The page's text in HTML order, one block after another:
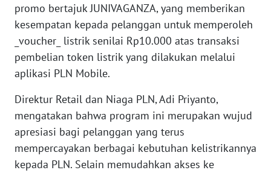
promo bertajuk JUNIVAGANZA, yang memberikan
kesempatan kepada pelanggan untuk memperoleh
_voucher_ listrik senilai Rp10.000 atas transaksi
pembelian token listrik yang dilakukan melalui
aplikasi PLN Mobile.
Direktur Retail dan Niaga PLN, Adi Priyanto,
mengatakan bahwa program ini merupakan wujud
apresiasi bagi pelanggan yang terus
mempercayakan berbagai kebutuhan kelistrikannya
kepada PLN. Selain memudahkan akses ke
SIBER
REDAKSI
KARIR
DISCLAIMER
News
Regional